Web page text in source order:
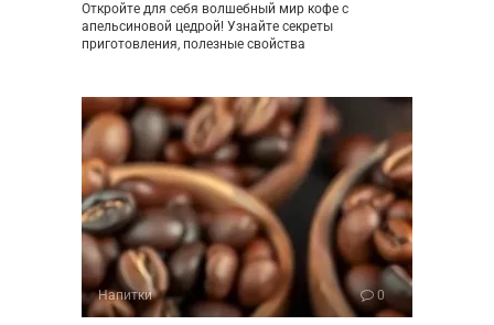
Откройте для себя волшебный мир кофе с
апельсиновой цедрой! Узнайте секреты
приготовления, полезные свойства
Напитки 0